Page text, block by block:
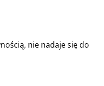
nie nadaje się do